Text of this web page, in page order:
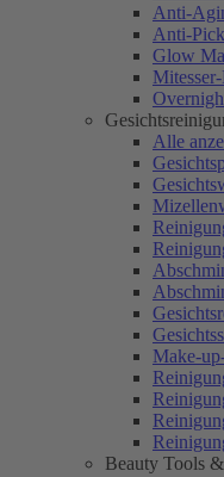
Anti-
Anti-
Glow
Alle
Make-
Beauty Tools